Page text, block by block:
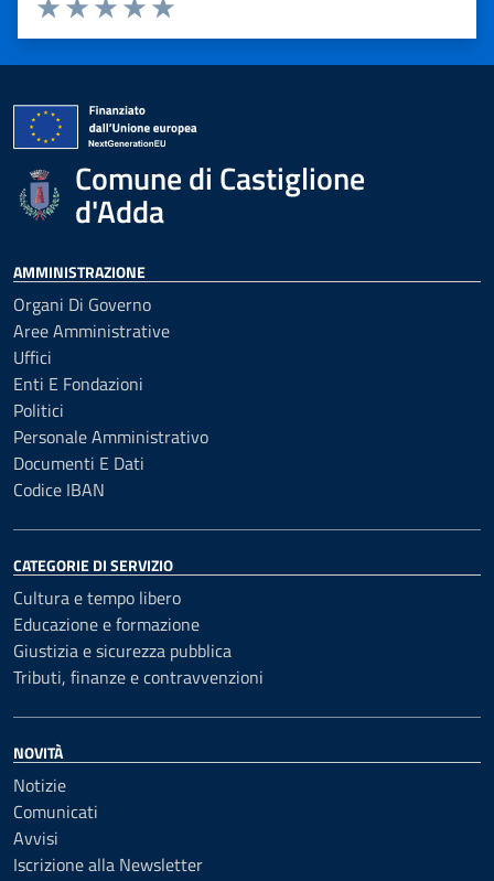
Valuta 5 stelle su 5
Valuta 4 stelle su 5
Valuta 3 stelle su 5
Valuta 2 stelle su 5
Valuta 1 stelle su 5
Comune di Castiglione
d'Adda
AMMINISTRAZIONE
Organi Di Governo
Aree Amministrative
Uffici
Enti E Fondazioni
Politici
Personale Amministrativo
Documenti E Dati
Codice IBAN
CATEGORIE DI SERVIZIO
Cultura e tempo libero
Educazione e formazione
Giustizia e sicurezza pubblica
Tributi, finanze e contravvenzioni
NOVITÀ
Notizie
Comunicati
Avvisi
Iscrizione alla Newsletter